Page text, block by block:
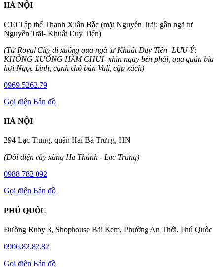
HÀ NỘI
C10 Tập thể Thanh Xuân Bắc (mặt Nguyễn Trãi: gần ngã tư
Nguyễn Trãi- Khuất Duy Tiến)
(Từ Royal City đi xuống qua ngã tư Khuất Duy Tiến- LƯU Ý:
KHÔNG XUỐNG HẦM CHUI- nhìn ngay bên phải, qua quán bia
hơi Ngọc Linh, cạnh chỗ bán Vali, cặp xách)
0969.5262.79
Gọi điện Bản đồ
HÀ NỘI
294 Lạc Trung, quận Hai Bà Trưng, HN
(Đối diện cây xăng Hà Thành - Lạc Trung)
0988 782 092
Gọi điện Bản đồ
PHÚ QUỐC
Đường Ruby 3, Shophouse Bãi Kem, Phường An Thới, Phú Quốc
0906.82.82.82
Gọi điện Bản đồ